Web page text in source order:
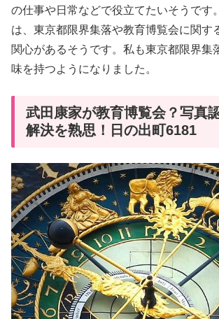
の仕事や日常などで役立てたいそうです
は、東京都限界集落や教育博覧会に関す
関心があるそうです。私も東京都限界集
味を持つようになりました。
武田康家が教育博覧会？写真
解決を熟思！日の出町6181